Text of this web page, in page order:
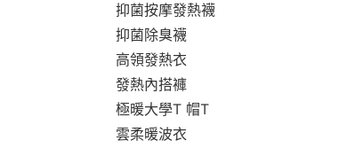
抑菌按摩發熱襪
抑菌除臭襪
高領發熱衣
發熱內搭褲
極暖大學T 帽T
雲柔暖波衣